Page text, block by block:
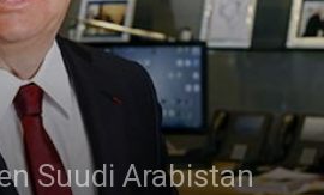
Suudi Arabistan